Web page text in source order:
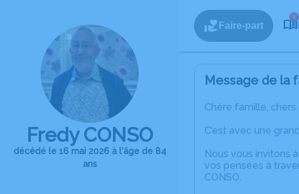
Fredy CONSO
décédé le 16 mai 2026 à l'âge de 84
ans
Faire-part
9
Message de la
Chère famille, chers
C’est avec une
Nous vous invitons
vos pensées à
CONSO.